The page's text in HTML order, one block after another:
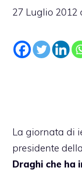
27 Luglio 2012
La giornata di
presidente
Draghi che ha